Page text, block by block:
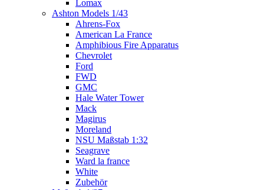
Lomax
Ashton Models 1/43
Ahrens-Fox
American La France
Amphibious Fire Apparatus
Chevrolet
Ford
FWD
GMC
Hale Water Tower
Mack
Magirus
Moreland
NSU Maßstab 1:32
Seagrave
Ward la france
White
Zubehör